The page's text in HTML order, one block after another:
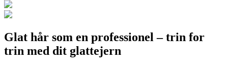
Glat hår som en professionel – trin for
trin med dit glattejern